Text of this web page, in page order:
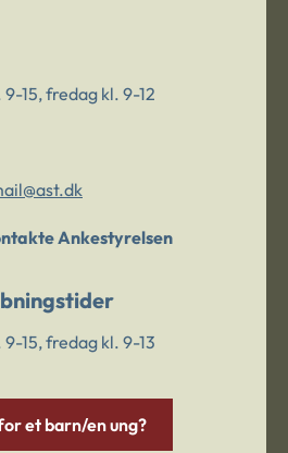
15, fredag kl. 9-12
Ankestyrelsen
15, fredag kl. 9-13
et barn/en ung?